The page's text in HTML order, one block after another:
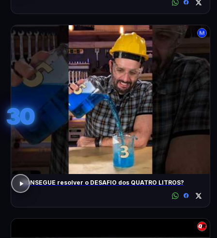
30
CONSEGUE resolver o DESAFIO dos QUATRO LITROS?